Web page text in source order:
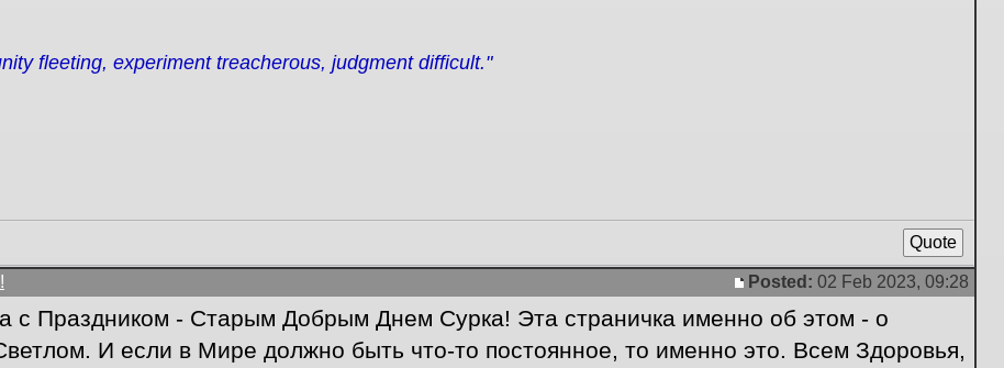
fleeting, experiment treacherous, judgment difficult."
Quote
Post
Posted: 02 Feb 2023, 09:28
с Праздником - Старым Добрым Днем Сурка! Эта страничка именно об этом - о
И если в Мире должно быть что-то постоянное, то именно это. Всем Здоровья,